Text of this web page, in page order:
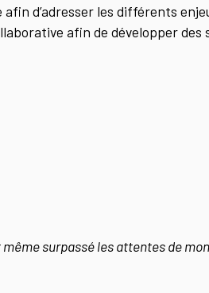
d’adresser les différents
afin de développer des
surpassé les attentes de